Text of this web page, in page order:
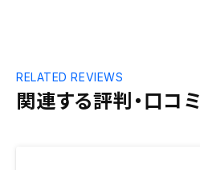
関連する評判・口コミ
RELATED REVIEWS